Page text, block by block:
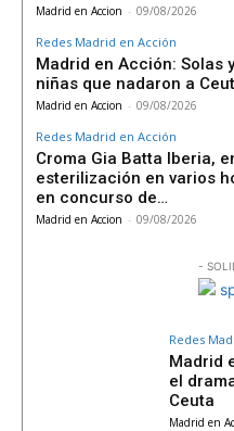
Madrid en Accion - 09/08/2026
Redes Madrid en Acción
Madrid en Acción: Solas
niñas que nadaron a
Madrid en Accion - 09/08/2026
Redes Madrid en Acción
Croma Gia Batta Iberia,
esterilización en varios
en concurso de…
Madrid en Accion - 09/08/2026
-
Redes
Madrid
el
Ceuta
Madrid en